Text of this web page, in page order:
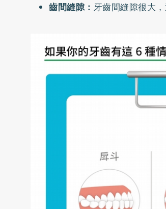
齒間縫隙： 牙齒間縫隙很大